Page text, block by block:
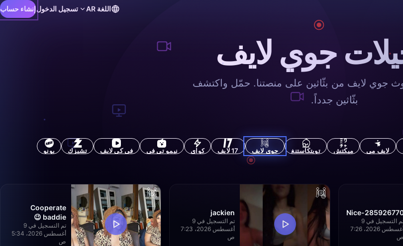
اللغة AR تسجيل الدخولإنشاء حساب
جوي لايف
جوي لايف من بثّاثين على منصتنا. حمّل واكتشف
بثّاثين جدداً.
لايف مي ميكتش تويتكاستنغ جوي لايف 17 لايف كواي نيمو تي في في كي لايف تشيزك يونو
Nice-
تم التسجيل في 9
أغسطس 2026، 7:26
ص
jackien
تم التسجيل في 9
أغسطس 2026، 7:23
ص
Cooperate
baddie 😉
تم التسجيل في 9
أغسطس 2026، 5:34
ص